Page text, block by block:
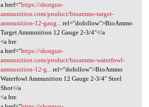
a href="https://shotgun-
ammunition.com/product/bioammo-target-
ammunition-12-gaug...rel="dofollow">BioAmmo
Target Ammunition 12 Gauge 2-3/4″</a
<a hre
a href="https://shotgun-
ammunition.com/product/bioammo-waterfowl-
ammunition-12-g...rel="dofollow">BioAmmo
Waterfowl Ammunition 12 Gauge 2-3/4″ Steel
Shot</a
<a hre